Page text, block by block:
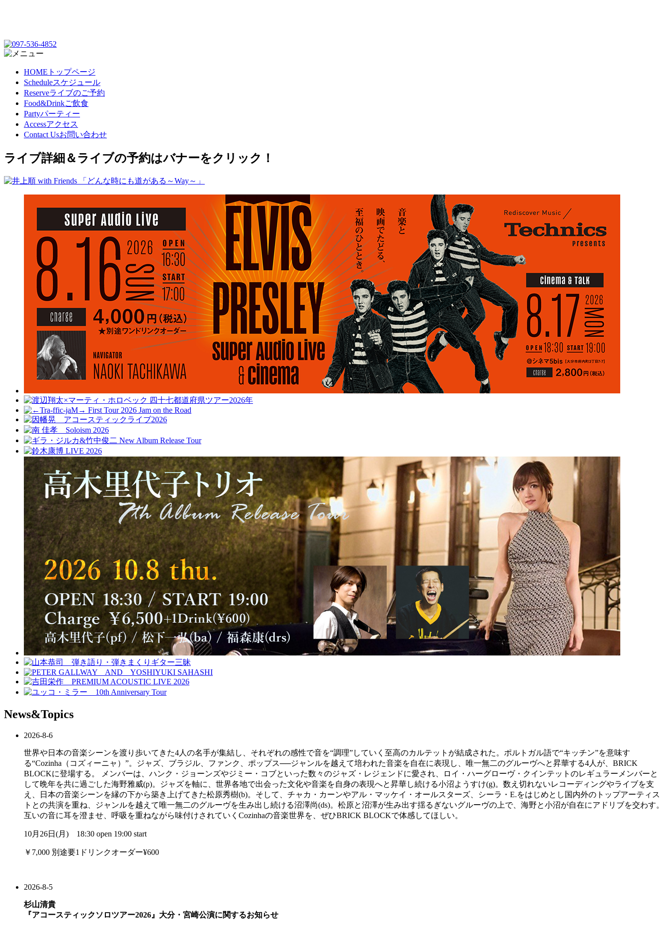
HOME トップページ
Scheduleスケジュール
Reserveライブのご予約
Food&Drinkご飲食
Partyパーティー
Accessアクセス
Contact Usお問い合わせ
ライブ詳細＆ライブの予約はバナーをクリック！
News&Topics
2026-8-6
世界や日本の音楽シーンを渡り歩いてきた4人の名手が集結し、それぞれの感性で音を“調理”していく至高のカルテットが結成された。ポルトガル語で“キッチン”を意味す
る“Cozinha（コズィーニャ）”。ジャズ、ブラジル、ファンク、ポップス──ジャンルを越えて培われた音楽を自在に表現し、唯一無二のグルーヴへと昇華する4人が、BRICK
BLOCKに登場する。 メンバーは、ハンク・ジョーンズやジミー・コブといった数々のジャズ・レジェンドに愛され、ロイ・ハーグローヴ・クインテットのレギュラーメンバーと
して晩年を共に過ごした海野雅威(p)。ジャズを軸に、世界各地で出会った文化や音楽を自身の表現へと昇華し続ける小沼ようすけ(g)。数え切れないレコーディングやライブを支
え、日本の音楽シーンを縁の下から築き上げてきた松原秀樹(b)。そして、チャカ・カーンやアル・マッケイ・オールスターズ、シーラ・E.をはじめとし国内外のトップアーティス
トとの共演を重ね、ジャンルを越えて唯一無二のグルーヴを生み出し続ける沼澤尚(ds)。松原と沼澤が生み出す揺るぎないグルーヴの上で、海野と小沼が自在にアドリブを交わす。
互いの音に耳を澄ませ、呼吸を重ねながら味付けされていくCozinhaの音楽世界を、ぜひBRICK BLOCKで体感してほしい。
10月26日(月) 18:30 open 19:00 start
￥7,000 別途要1ドリンクオーダー¥600
2026-8-5
杉山清貴
『アコースティックソロツアー2026』大分・宮崎公演に関するお知らせ